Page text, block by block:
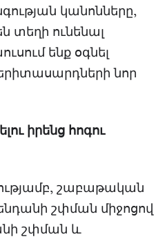
կանոնները,
տեղի ունենալ
ենք օգնել
նոր
իրենց հոգու
շաբաթական
շփման միջոցով
շփման և